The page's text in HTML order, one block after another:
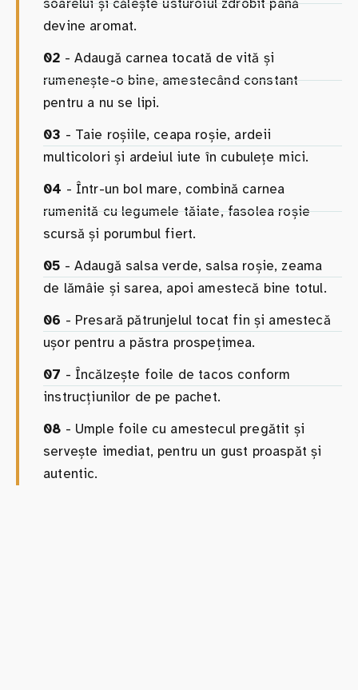
devine aromat.
02 - Adaugă carnea tocată de vită și
rumenește-o bine, amestecând constant
pentru a nu se lipi.
03 - Taie roșiile, ceapa roșie, ardeii
multicolori și ardeiul iute în cubulețe mici.
04 - Într-un bol mare, combină carnea
rumenită cu legumele tăiate, fasolea roșie
scursă și porumbul fiert.
05 - Adaugă salsa verde, salsa roșie, zeama
de lămâie și sarea, apoi amestecă bine totul.
06 - Presară pătrunjelul tocat fin și amestecă
ușor pentru a păstra prospețimea.
07 - Încălzește foile de tacos conform
instrucțiunilor de pe pachet.
08 - Umple foile cu amestecul pregătit și
servește imediat, pentru un gust proaspăt și
autentic.